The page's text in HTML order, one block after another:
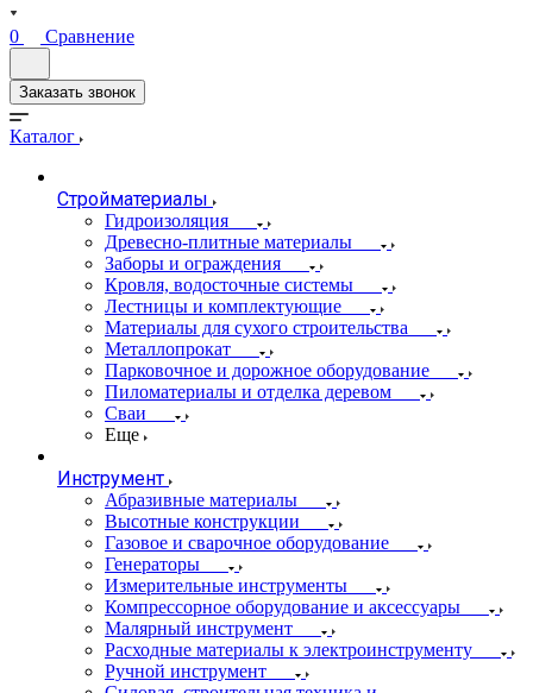
0 Сравнение
Заказать звонок
Каталог
Стройматериалы
Гидроизоляция
Древесно-плитные материалы
Заборы и ограждения
Кровля, водосточные системы
Лестницы и комплектующие
Материалы для сухого строительства
Металлопрокат
Парковочное и дорожное оборудование
Пиломатериалы и отделка деревом
Сваи
Еще
Инструмент
Абразивные материалы
Высотные конструкции
Газовое и сварочное оборудование
Генераторы
Измерительные инструменты
Компрессорное оборудование и аксессуары
Малярный инструмент
Расходные материалы к электроинструменту
Ручной инструмент